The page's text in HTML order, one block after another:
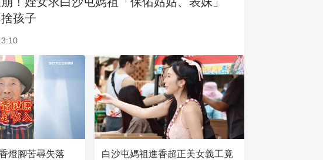
孩子
燈腳苦尋失落
白沙屯媽祖進香超正美女義工竟